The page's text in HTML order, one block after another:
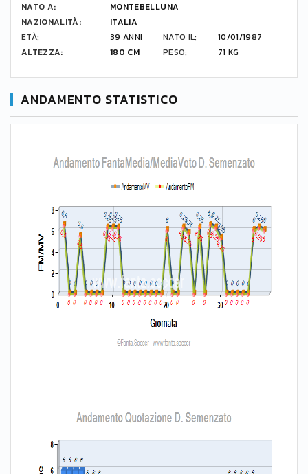
NATO A:
MONTEBELLUNA
NAZIONALITÀ:
ITALIA
ETÀ:
39 ANNI NATO IL:
10/01/1987
ALTEZZA:
180 CM PESO: 71 KG
ANDAMENTO STATISTICO